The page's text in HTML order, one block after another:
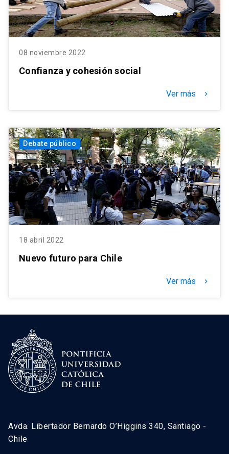
08 noviembre 2022
Confianza y cohesión social
Ver más keyboard_arrow_right
Debate público
18 abril 2022
Nuevo futuro para Chile
Ver más keyboard_arrow_right
Avda. Libertador Bernardo O’Higgins 340, Santiago -
Chile